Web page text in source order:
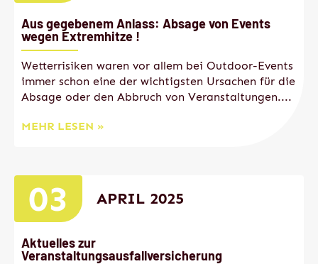
Aus gegebenem Anlass: Absage von Events
wegen Extremhitze !
Wetterrisiken waren vor allem bei Outdoor-Events
immer schon eine der wichtigsten Ursachen für die
Absage oder den Abbruch von Veranstaltungen....
MEHR LESEN »
03 APRIL 2025
Aktuelles zur
Veranstaltungsausfallversicherung